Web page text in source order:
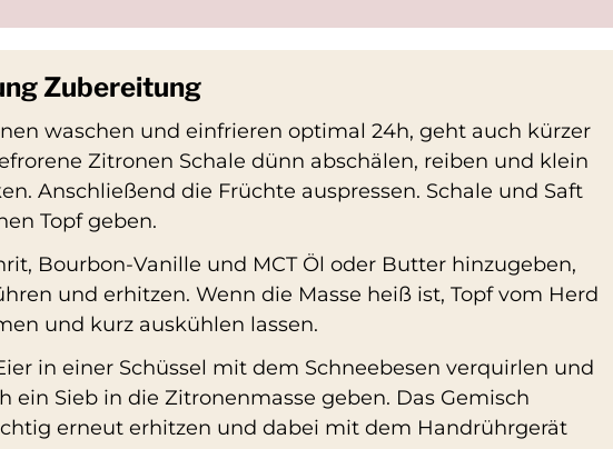
Zubereitung
waschen und einfrieren optimal 24h, geht auch kürzer
Zitronen Schale dünn abschälen, reiben und klein
Anschließend die Früchte auspressen. Schale und Saft
Topf geben.
Bourbon-Vanille und MCT Öl oder Butter hinzugeben,
und erhitzen. Wenn die Masse heiß ist, Topf vom Herd
und kurz auskühlen lassen.
in einer Schüssel mit dem Schneebesen verquirlen und
ein Sieb in die Zitronenmasse geben. Das Gemisch
erneut erhitzen und dabei mit dem Handrührgerät